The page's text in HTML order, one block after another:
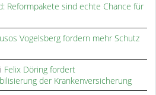
Reformpakete sind echte Chance für
Vogelsberg fordern mehr Schutz
Felix Döring fordert
der Krankenversicherung